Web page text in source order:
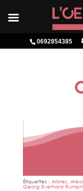
0692854385
Étiquettes : Arbres,
Georg Everhard